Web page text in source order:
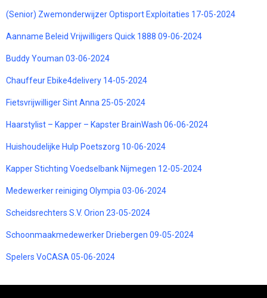
(Senior) Zwemonderwijzer Optisport Exploitaties 17-05-2024
Aanname Beleid Vrijwilligers Quick 1888 09-06-2024
Buddy Youman 03-06-2024
Chauffeur Ebike4delivery 14-05-2024
Fietsvrijwilliger Sint Anna 25-05-2024
Haarstylist – Kapper – Kapster BrainWash 06-06-2024
Huishoudelijke Hulp Poetszorg 10-06-2024
Kapper Stichting Voedselbank Nijmegen 12-05-2024
Medewerker reiniging Olympia 03-06-2024
Scheidsrechters S.V. Orion 23-05-2024
Schoonmaakmedewerker Driebergen 09-05-2024
Spelers VoCASA 05-06-2024